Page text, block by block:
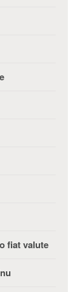
fiat valute